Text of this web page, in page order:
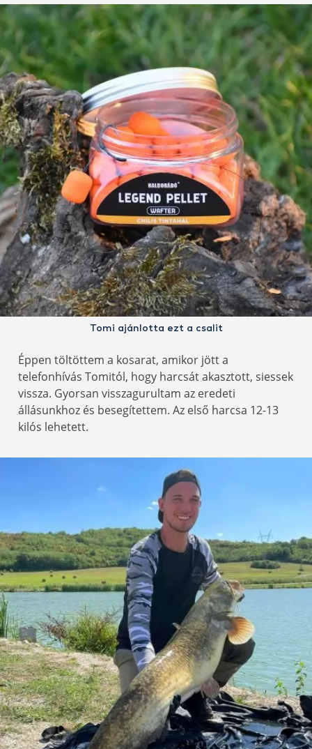
Tomi ajánlotta ezt a csalit
Éppen töltöttem a kosarat, amikor jött a
telefonhívás Tomitól, hogy harcsát akasztott, siessek
vissza. Gyorsan visszagurultam az eredeti
állásunkhoz és besegítettem. Az első harcsa 12-13
kilós lehetett.